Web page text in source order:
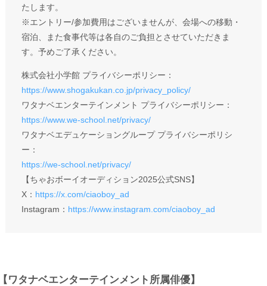
たします。
※エントリー/参加費用はございませんが、会場への移動・
宿泊、また食事代等は各自のご負担とさせていただきま
す。予めご了承ください。
株式会社小学館 プライバシーポリシー：
https://www.shogakukan.co.jp/privacy_policy/
ワタナベエンターテインメント プライバシーポリシー：
https://www.we-school.net/privacy/
ワタナベエデュケーショングループ プライバシーポリシ
ー：
https://we-school.net/privacy/
【ちゃおボーイオーディション2025公式SNS】
X： https://x.com/ciaoboy_ad
Instagram： https://www.instagram.com/ciaoboy_ad
ワタナベエンターテインメント所属俳優】